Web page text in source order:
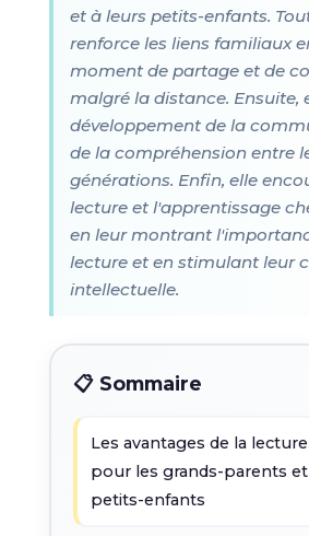
et à leurs petits-enfants.
renforce les liens familiaux
moment de partage et de
malgré la distance. Ensuite,
développement de la
de la compréhension entre
générations. Enfin, elle
lecture et l'apprentissage
en leur montrant
lecture et en stimulant leur
intellectuelle.
📋 Sommaire
Les avantages de la
pour les grands-parents
petits-enfants